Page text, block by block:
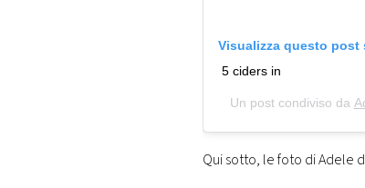
Visualizza questo post
5 ciders in
Un post condiviso da
Qui sotto, le foto di Adele